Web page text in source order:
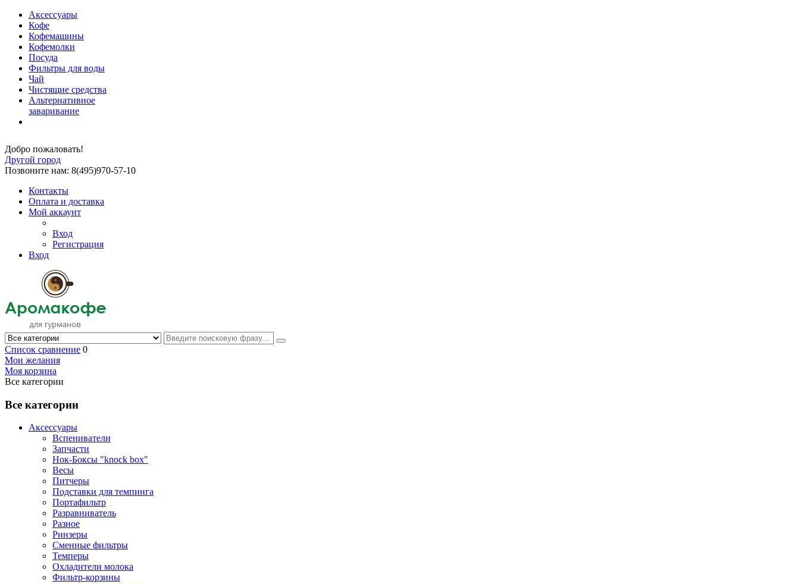
Аксессуары
Кофе
Кофемашины
Кофемолки
Посуда
Фильтры для воды
Чай
Чистящие средства
Альтернативное
заваривание
Добро пожаловать!
Другой город
Позвоните нам: 8(495)970-57-10
Контакты
Оплата и доставка
Мой аккаунт
Вход
Регистрация
Вход
Список сравнение 0
Мои желания
Моя корзина
Все категории
Все категории
Аксессуары
Вспениватели
Запчасти
Нок-Боксы "knock box"
Весы
Питчеры
Подставки для темпинга
Портафильтр
Разравниватель
Разное
Ринзеры
Сменные фильтры
Темперы
Охладители молока
Фильтр-корзины